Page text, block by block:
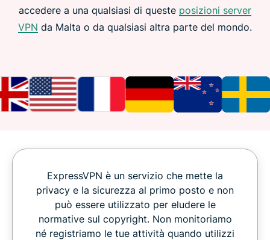
accedere a una qualsiasi di queste posizioni server
VPN da Malta o da qualsiasi altra parte del mondo.
ExpressVPN è un servizio che mette la
privacy e la sicurezza al primo posto e non
può essere utilizzato per eludere le
normative sul copyright. Non monitoriamo
né registriamo le tue attività quando utilizzi